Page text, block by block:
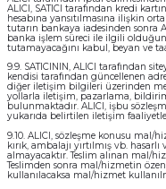
ALICI, SATICI tarafından kredi
hesabına yansıtılmasına ilişkin
tutarın bankaya iadesinden sonra
banka işlem süreci ile ilgili
tutamayacağını kabul, beyan ve
9.9. SATICININ, ALICI tarafından
kendisi tarafından güncellenen
diğer iletişim bilgileri üzerinden
yollarla iletişim, pazarlama,
bulunmaktadır. ALICI, işbu
yukarıda belirtilen iletişim
9.10. ALICI, sözleşme konusu mal/
kırık, ambalajı yırtılmış vb.
almayacaktır. Teslim alınan mal/
Teslimden sonra mal/hizmetin
kullanılacaksa mal/hizmet